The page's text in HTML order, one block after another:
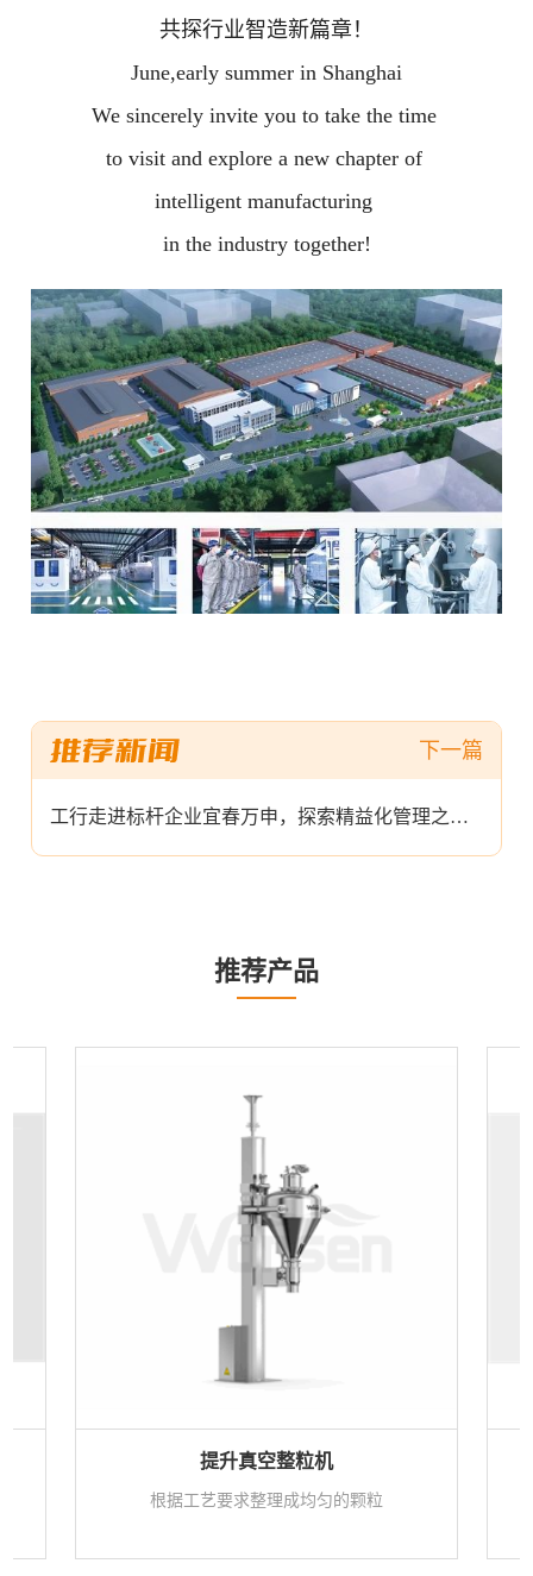
共探行业智造新篇章！
June,early summer in Shanghai
We sincerely invite you to take the time
to visit and explore a new chapter of
intelligent manufacturing
in the industry together!
工行走进标杆企业宜春万申，探索精益化管理之道！
推荐产品
提升真空整粒机
根据工艺要求整理成均匀的颗粒